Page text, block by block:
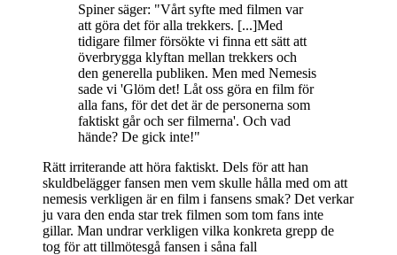
Spiner säger: "Vårt syfte med filmen var
att göra det för alla trekkers. [...]Med
tidigare filmer försökte vi finna ett sätt att
överbrygga klyftan mellan trekkers och
den generella publiken. Men med Nemesis
sade vi 'Glöm det! Låt oss göra en film för
alla fans, för det det är de personerna som
faktiskt går och ser filmerna'. Och vad
hände? De gick inte!"
Rätt irriterande att höra faktiskt. Dels för att han
skuldbelägger fansen men vem skulle hålla med om att
nemesis verkligen är en film i fansens smak? Det verkar
ju vara den enda star trek filmen som tom fans inte
gillar. Man undrar verkligen vilka konkreta grepp de
tog för att tillmötesgå fansen i såna fall